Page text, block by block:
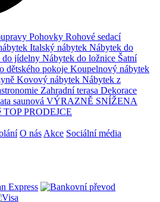
Pohovky Rohové sedací
Italský nábytek Nábytek do
do jídelny Nábytek do ložnice Šatní
dětského pokoje Koupelnový nábytek
Kovový nábytek Nábytek z
Zahradní terasa Dekorace
saunová VÝRAZNĚ SNÍŽENA
TOP PRODEJCE
O nás Akce Sociální média